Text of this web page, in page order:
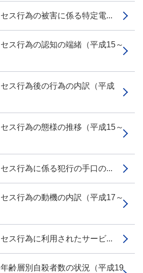
ス行為の被害に係る特定電...
ス行為の認知の端緒（平成15～
ス行為後の行為の内訳（平成
ス行為の態様の推移（平成15～
ス行為に係る犯行の手口の...
ス行為の動機の内訳（平成17～
ス行為に利用されたサービ...
齢層別自殺者数の状況（平成19